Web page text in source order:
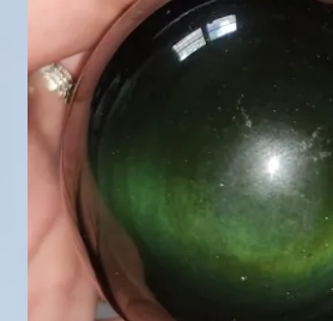
Mini géodes
Bougies lithothérapie
Carte Cadeau
Qui suis-je ?